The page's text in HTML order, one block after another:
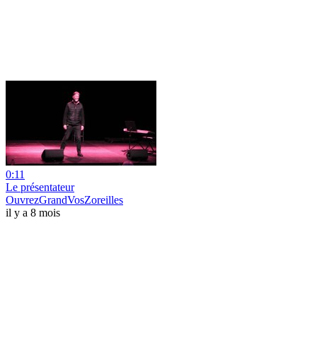
0:11
Le présentateur
OuvrezGrandVosZoreilles
il y a 8 mois